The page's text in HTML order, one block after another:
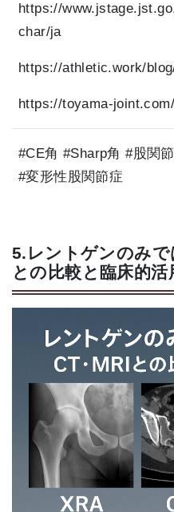
https://
char/ja
https://athletic.work/
https://toyama-
#CE角 #Sharp角 #股関
#変形性股関節症
5.レントゲンのみで
との比較と臨床的活